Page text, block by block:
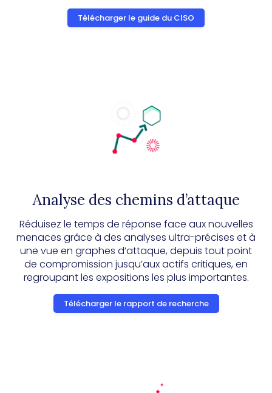
Télécharger le guide du CISO
Analyse des chemins d’attaque
Réduisez le temps de réponse face aux nouvelles
menaces grâce à des analyses ultra-précises et à
une vue en graphes d’attaque, depuis tout point
de compromission jusqu’aux actifs critiques, en
regroupant les expositions les plus importantes.
Télécharger le rapport de recherche